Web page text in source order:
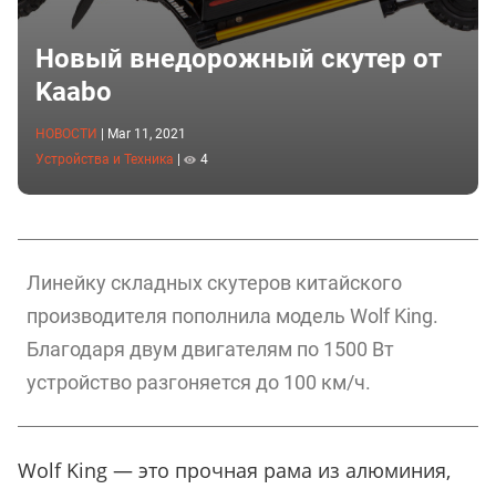
Новый внедорожный скутер от
Kaabo
НОВОСТИ
Mar 11, 2021
Устройства и Техника
4
Линейку складных скутеров китайского
производителя пополнила модель Wolf King.
Благодаря двум двигателям по 1500 Вт
устройство разгоняется до 100 км/ч.
Wolf King — это прочная рама из алюминия,